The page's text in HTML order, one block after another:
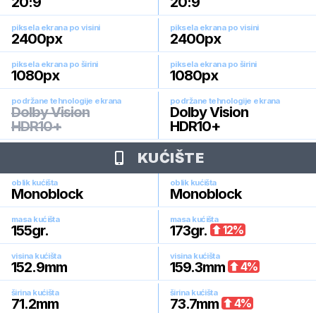
piksela ekrana po visini
2400px
piksela ekrana po visini
2400px
piksela ekrana po širini
1080px
piksela ekrana po širini
1080px
podržane tehnologije ekrana
Dolby Vision
HDR10+
podržane tehnologije ekrana
Dolby Vision
HDR10+
KUĆIŠTE
oblik kućišta
Monoblock
oblik kućišta
Monoblock
masa kućišta
155gr.
masa kućišta
173gr. 12%
visina kućišta
152.9mm
visina kućišta
159.3mm 4%
širina kućišta
71.2mm
širina kućišta
73.7mm 4%